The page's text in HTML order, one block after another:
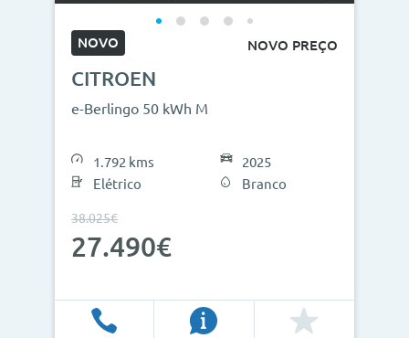
NOVO NOVO PREÇO
CITROEN
e-Berlingo 50 kWh M
1.792 kms
Elétrico
2025
Branco
38.025€
27.490€